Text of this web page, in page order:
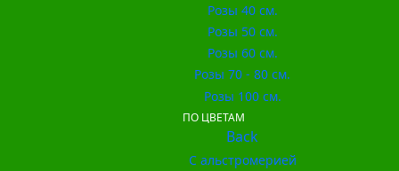
Розы 40 см.
Розы 50 см.
Розы 60 см.
Розы 70 - 80 см.
Розы 100 см.
ПО ЦВЕТАМ
Back
С альстромерией